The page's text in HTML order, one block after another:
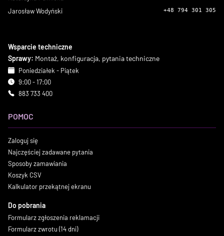
Jarosław Wodyński +48 794 301 305
Wsparcie techniczne
Sprawy: Montaż, konfiguracja, pytania techniczne
Poniedziałek - Piątek
9:00 - 17:00
883 733 400
POMOC
Zaloguj się
Najczęściej zadawane pytania
Sposoby zamawiania
Koszyk CSV
Kalkulator przekątnej ekranu
Do pobrania
Formularz zgłoszenia reklamacji
Formularz zwrotu (14 dni)